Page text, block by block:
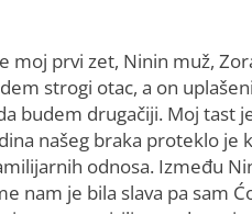
moj prvi zet, Ninin muž,
strogi otac, a on
budem drugačiji. Moj tast
našeg braka proteklo je
odnosa. Između
nam je bila slava pa sam